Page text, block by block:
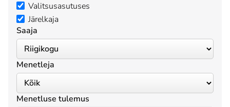
Valitsusasutuses
Järelkaja
Saaja
Menetleja
Menetluse tulemus